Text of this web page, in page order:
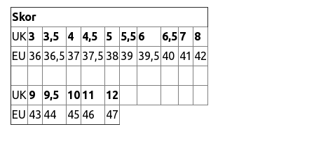
Skor
UK 3 3,5 4 4,5 5 5,5 6 6,5 7
8
EU 36 36,5 37 37,5 38 39 39,5 40 41 42
UK 9 9,5 10 11
12
EU 43 44 45 46 47